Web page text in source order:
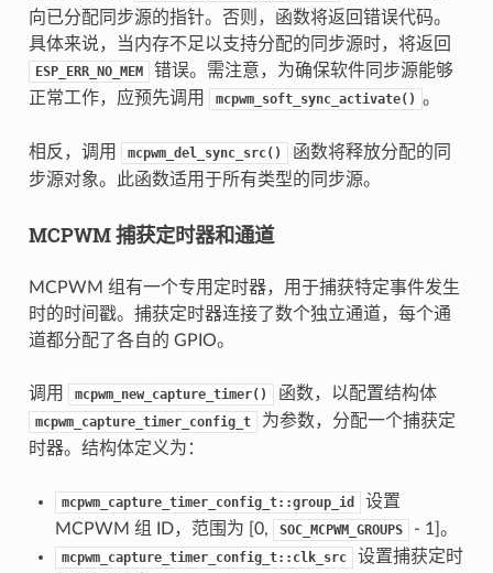
向已分配同步源的指针。否则，函数将返回错误代码。
具体来说，当内存不足以支持分配的同步源时，将返回
ESP_ERR_NO_MEM
错误。需注意，为确保软件同步源能够
正常工作，应预先调用
mcpwm_soft_sync_activate() 。
相反，调用 mcpwm_del_sync_src()
函数将释放分配的同
步源对象。此函数适用于所有类型的同步源。
MCPWM 捕获定时器和通道
MCPWM 组有一个专用定时器，用于捕获特定事件发生
时的时间戳。捕获定时器连接了数个独立通道，每个通
道都分配了各自的 GPIO。
调用 mcpwm_new_capture_timer() 函数，以配置结构体
mcpwm_capture_timer_config_t
为参数，分配一个捕获定
时器。结构体定义为：
mcpwm_capture_timer_config_t::group_id
设置
MCPWM 组 ID，范围为 [0,
SOC_MCPWM_GROUPS - 1]。
mcpwm_capture_timer_config_t::clk_src
设置捕获定时